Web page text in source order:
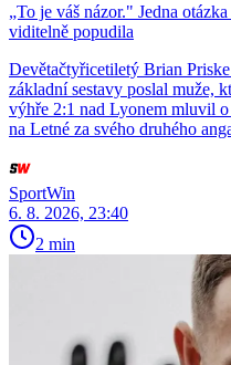
„To je váš názor." Jedna
viditelně popudila
Devětačtyřicetiletý Brian
základní sestavy poslal muže,
výhře 2:1 nad Lyonem mluvil
na Letné za svého druhého
SportWin
6. 8. 2026, 23:40
2 min